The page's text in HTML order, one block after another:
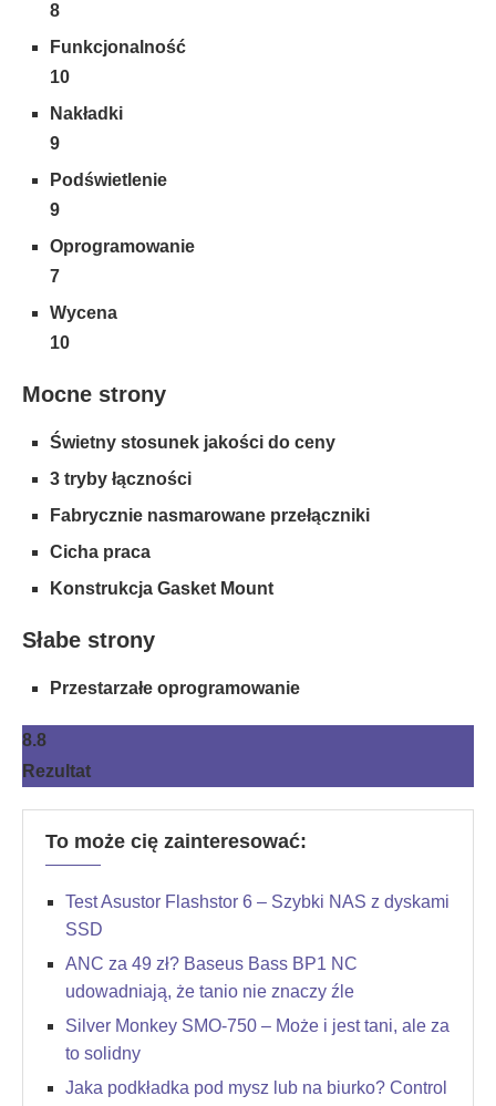
8
Funkcjonalność
10
Nakładki
9
Podświetlenie
9
Oprogramowanie
7
Wycena
10
Mocne strony
Świetny stosunek jakości do ceny
3 tryby łączności
Fabrycznie nasmarowane przełączniki
Cicha praca
Konstrukcja Gasket Mount
Słabe strony
Przestarzałe oprogramowanie
8.8
Rezultat
To może cię zainteresować:
Test Asustor Flashstor 6 – Szybki NAS z dyskami
SSD
ANC za 49 zł? Baseus Bass BP1 NC
udowadniają, że tanio nie znaczy źle
Silver Monkey SMO-750 – Może i jest tani, ale za
to solidny
Jaka podkładka pod mysz lub na biurko? Control